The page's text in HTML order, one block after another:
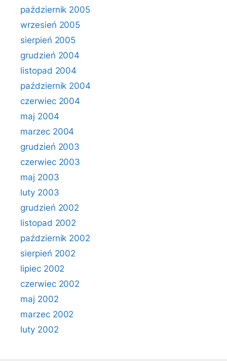
październik 2005
wrzesień 2005
sierpień 2005
grudzień 2004
listopad 2004
październik 2004
czerwiec 2004
maj 2004
marzec 2004
grudzień 2003
czerwiec 2003
maj 2003
luty 2003
grudzień 2002
listopad 2002
październik 2002
sierpień 2002
lipiec 2002
czerwiec 2002
maj 2002
marzec 2002
luty 2002